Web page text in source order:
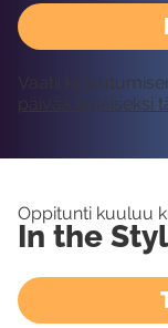
Vaatii
päivää ilmaiseksi
Oppitunti kuuluu
In the